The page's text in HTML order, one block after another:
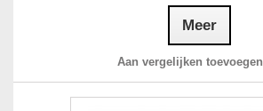
Meer
Aan vergelijken toevoegen